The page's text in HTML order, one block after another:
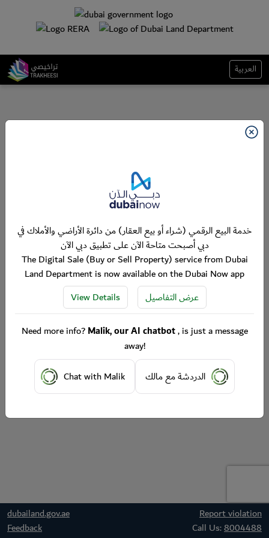
العربية
dubailand.gov.ae
Report violation
Feedback
Call Us:8004488
خدمة البيع الرقمي (شراء أو بيع العقار) من دائرة الأراضي والأملاك في
دبي أصبحت متاحة الآن على تطبيق دبي الآن
The Digital Sale (Buy or Sell Property) service from Dubai
Land Department is now available on the Dubai Now app
View Details
عرض التفاصيل
Need more info?Malik, our AI chatbot, is just a message
away!
Chat with Malik
الدردشة مع مالك